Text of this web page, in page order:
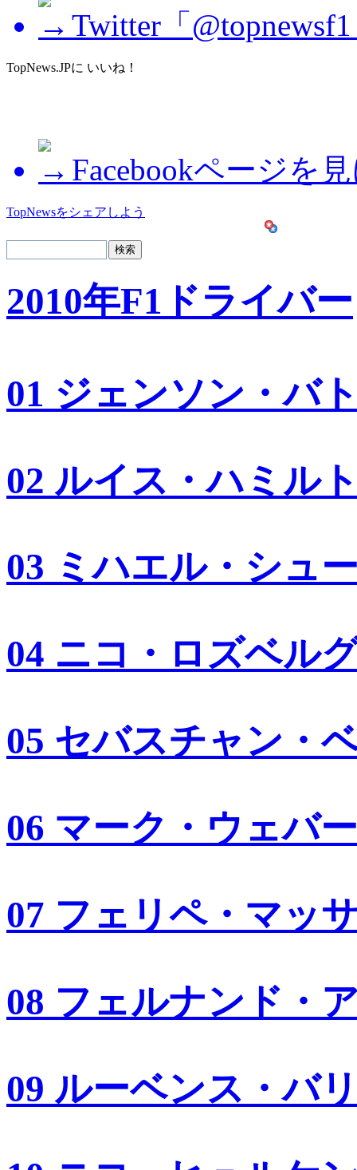
Twitter「
TopNews.JPに いいね！
Facebookページを
TopNewsをシェアしよう
2010年F1ドライバー
01 ジェンソン・バ
02 ルイス・ハミル
03 ミハエル・シュ
04 ニコ・ロズベル
05 セバスチャン・
06 マーク・ウェバー
07 フェリペ・マッ
08 フェルナンド・
09 ルーベンス・バ